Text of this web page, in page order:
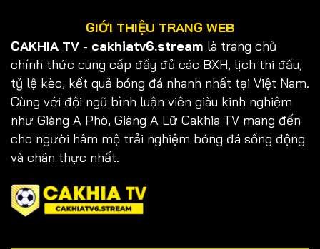
GIỚI THIỆU TRANG WEB
CAKHIA TV - cakhiatv6.stream là trang chủ
chính thức cung cấp đầy đủ các BXH, lịch thi đấu,
tỷ lệ kèo, kết quả bóng đá nhanh nhất tại Việt Nam.
Cùng với đội ngũ bình luận viên giàu kinh nghiệm
như Giàng A Phò, Giàng A Lữ Cakhia TV mang đến
cho người hâm mộ trải nghiệm bóng đá sống động
và chân thực nhất.